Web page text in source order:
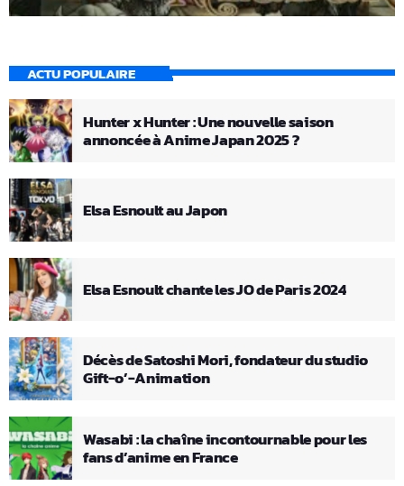
ACTU POPULAIRE
Hunter x Hunter : Une nouvelle saison
annoncée à Anime Japan 2025 ?
Elsa Esnoult au Japon
Elsa Esnoult chante les JO de Paris 2024
Décès de Satoshi Mori, fondateur du studio
Gift-o’-Animation
Wasabi : la chaîne incontournable pour les
fans d’anime en France